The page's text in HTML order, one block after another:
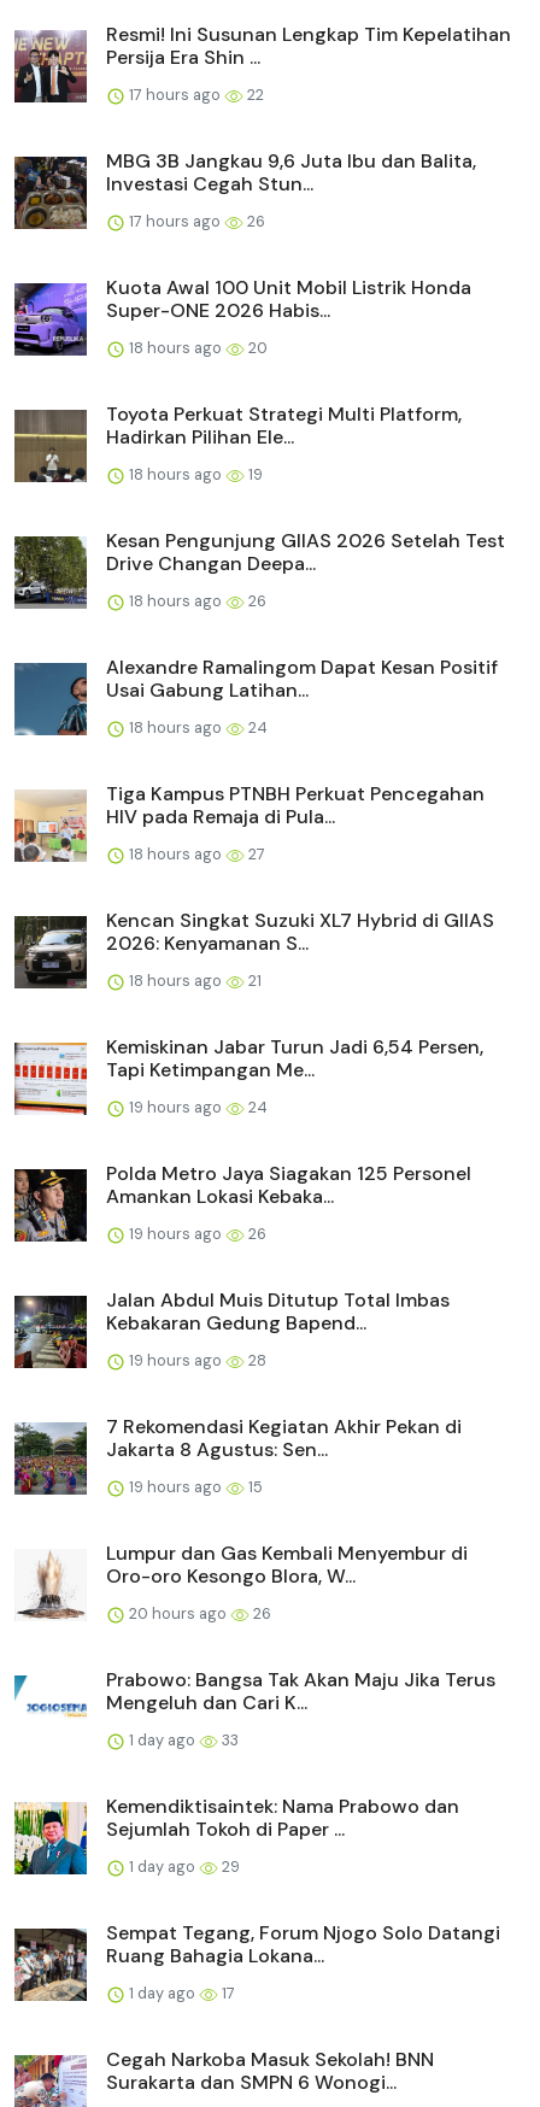
Resmi! Ini Susunan Lengkap Tim Kepelatihan
Persija Era Shin ...
17 hours ago 22
MBG 3B Jangkau 9,6 Juta Ibu dan Balita,
Investasi Cegah Stun...
17 hours ago 26
Kuota Awal 100 Unit Mobil Listrik Honda
Super-ONE 2026 Habis...
18 hours ago 20
Toyota Perkuat Strategi Multi Platform,
Hadirkan Pilihan Ele...
18 hours ago 19
Kesan Pengunjung GIIAS 2026 Setelah Test
Drive Changan Deepa...
18 hours ago 26
Alexandre Ramalingom Dapat Kesan Positif
Usai Gabung Latihan...
18 hours ago 24
Tiga Kampus PTNBH Perkuat Pencegahan
HIV pada Remaja di Pula...
18 hours ago 27
Kencan Singkat Suzuki XL7 Hybrid di GIIAS
2026: Kenyamanan S...
18 hours ago 21
Kemiskinan Jabar Turun Jadi 6,54 Persen,
Tapi Ketimpangan Me...
19 hours ago 24
Polda Metro Jaya Siagakan 125 Personel
Amankan Lokasi Kebaka...
19 hours ago 26
Jalan Abdul Muis Ditutup Total Imbas
Kebakaran Gedung Bapend...
19 hours ago 28
7 Rekomendasi Kegiatan Akhir Pekan di
Jakarta 8 Agustus: Sen...
19 hours ago 15
Lumpur dan Gas Kembali Menyembur di
Oro-oro Kesongo Blora, W...
20 hours ago 26
Prabowo: Bangsa Tak Akan Maju Jika Terus
Mengeluh dan Cari K...
1 day ago 33
Kemendiktisaintek: Nama Prabowo dan
Sejumlah Tokoh di Paper ...
1 day ago 29
Sempat Tegang, Forum Njogo Solo Datangi
Ruang Bahagia Lokana...
1 day ago 17
Cegah Narkoba Masuk Sekolah! BNN
Surakarta dan SMPN 6 Wonogi...